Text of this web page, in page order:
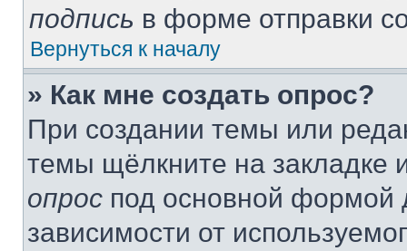
подпись в форме отправки
Вернуться к началу
» Как мне создать опрос?
При создании темы или
темы щёлкните на
опрос под основной формой
зависимости от